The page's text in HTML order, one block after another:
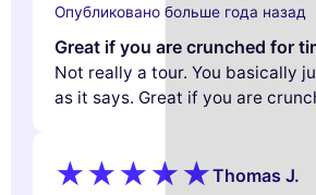
Опубликовано больше года назад
Great if you are crunched for
Not really a tour. You basically
as it says. Great if you are
Thomas J.